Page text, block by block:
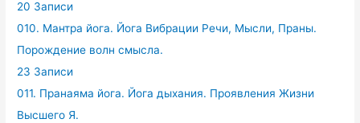
20 Записи
010. Мантра йога. Йога Вибрации Речи, Мысли, Праны.
Порождение волн смысла.
23 Записи
011. Пранаяма йога. Йога дыхания. Проявления Жизни
Высшего Я.